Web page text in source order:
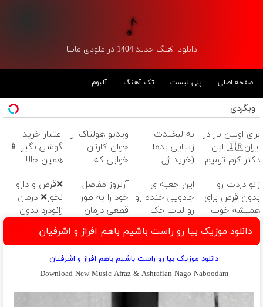
دانلود آهنگ جدید 1404 در ملودی مانیا
صفحه اصلی پلی لیست تک آهنگ آلبوم
وبگردی
برای اولین بار در
ایران🇮🇷 این
دکتر کرم ترمیم
ساخت!
به لبخندت
زیبایی بده!
(خرید ژل
دندان
با40%تخفیف)
ویدیو هولناک از
جوان کارتن
خوابی که
آموزش رایگان
اعتبار خرید
گوشی بگیر 📱
همین حالا
بده 🎯
زانو دردت رو
بدون قرص برای
همیشه خوب
کن! (قدم اول،
پرسش‌نامه)
این جعبه ی
جادویی خنده رو
رو لبات حک
خرید40%تخفیف
آرتروز مفاصل
خود را به طور
قطعی درمان
◗پرسش‌نامه◖
❌قرص‌ و دارو
نخور❌ درمان
زانودرد بدون
دانلود موزیک بیا رو راست باشیم باهم افراز و اشرفیان
دانلود موزیک بیا رو راست باشیم باهم افراز و اشرفیان
Download New Music Afraz & Ashrafian Nago Naboodam